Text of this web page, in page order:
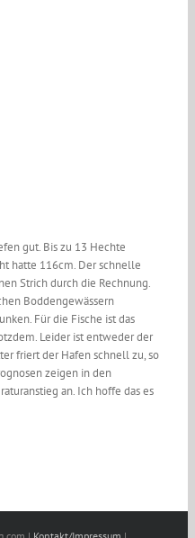
gut. Bis zu 13 Hechte
hatte 116cm. Der schnelle
Strich durch die Rechnung.
Boddengewässern
Für die Fische ist das
Leider ist entweder der
friert der Hafen schnell zu, so
zeigen in den
an. Ich hoffe das es